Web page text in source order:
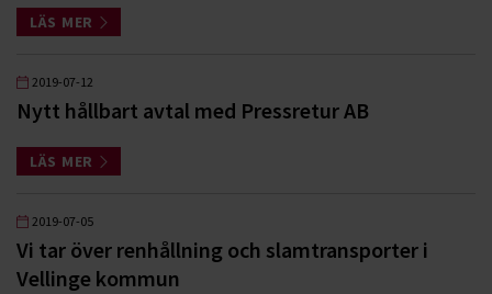
LÄS MER
2019-07-12
Nytt hållbart avtal med Pressretur AB
LÄS MER
2019-07-05
Vi tar över renhållning och slamtransporter i
Vellinge kommun